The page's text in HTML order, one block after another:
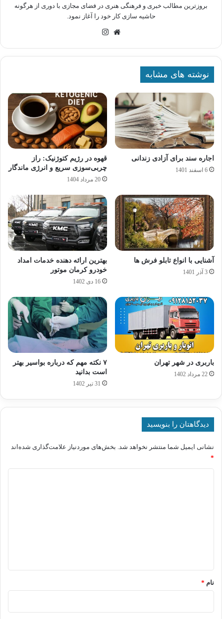
بروزترین مطالب خبری و فرهنگی هنری در فضای مجازی با دوری از هرگونه
حاشیه سازی کار خود را آغاز نمود.
وبسایت
نوشته های مشابه
اجاره سند برای آزادی زندانی
6 اسفند 1401
قهوه در رژیم کتوژنیک: راز
چربی‌سوزی سریع و انرژی ماندگار
20 مرداد 1404
آشنایی با انواع تابلو فرش ‌ها
3 آذر 1401
بهترین ارائه دهنده خدمات امداد
خودرو کرمان موتور
16 دی 1402
باربری در شهر تهران
22 مرداد 1402
۷ نکته مهم که درباره بواسیر بهتر
است بدانید
31 تیر 1402
دیدگاهتان را بنویسید
نشانی ایمیل شما منتشر نخواهد شد. بخش‌های موردنیاز علامت‌گذاری شده‌اند
*
نام *